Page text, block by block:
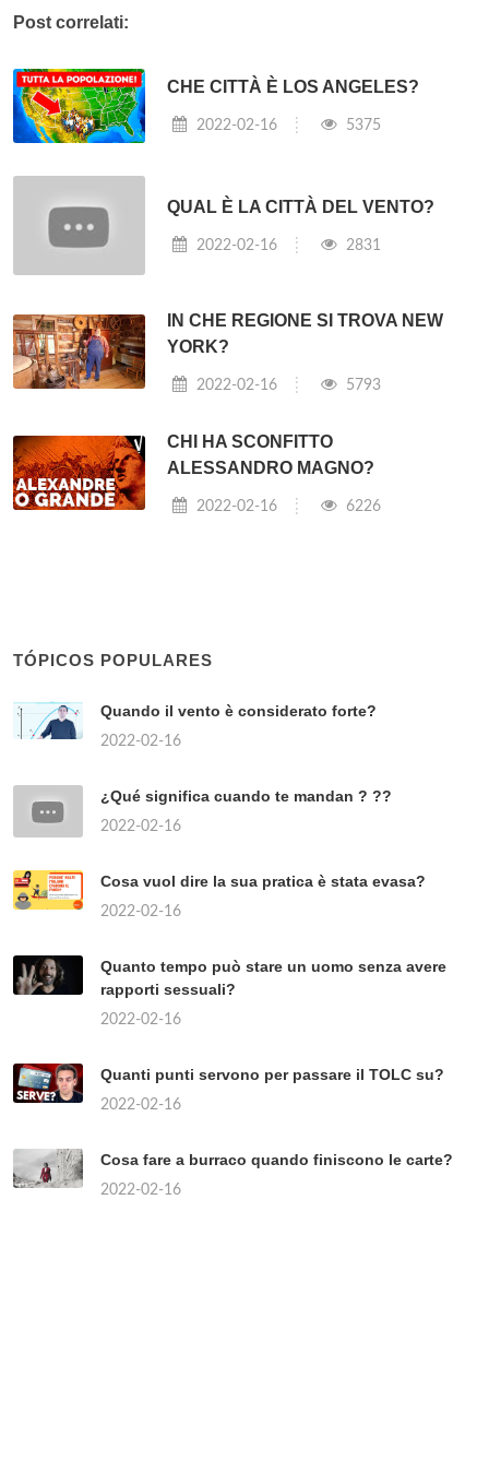
Post correlati:
CHE CITTÀ È LOS ANGELES?
2022-02-16 5375
QUAL È LA CITTÀ DEL VENTO?
2022-02-16 2831
IN CHE REGIONE SI TROVA NEW
YORK?
2022-02-16 5793
CHI HA SCONFITTO
ALESSANDRO MAGNO?
2022-02-16 6226
TÓPICOS POPULARES
Quando il vento è considerato forte?
2022-02-16
¿Qué significa cuando te mandan ? ??
2022-02-16
Cosa vuol dire la sua pratica è stata evasa?
2022-02-16
Quanto tempo può stare un uomo senza avere
rapporti sessuali?
2022-02-16
Quanti punti servono per passare il TOLC su?
2022-02-16
Cosa fare a burraco quando finiscono le carte?
2022-02-16